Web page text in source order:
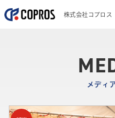
株式会社コプロス
メディ